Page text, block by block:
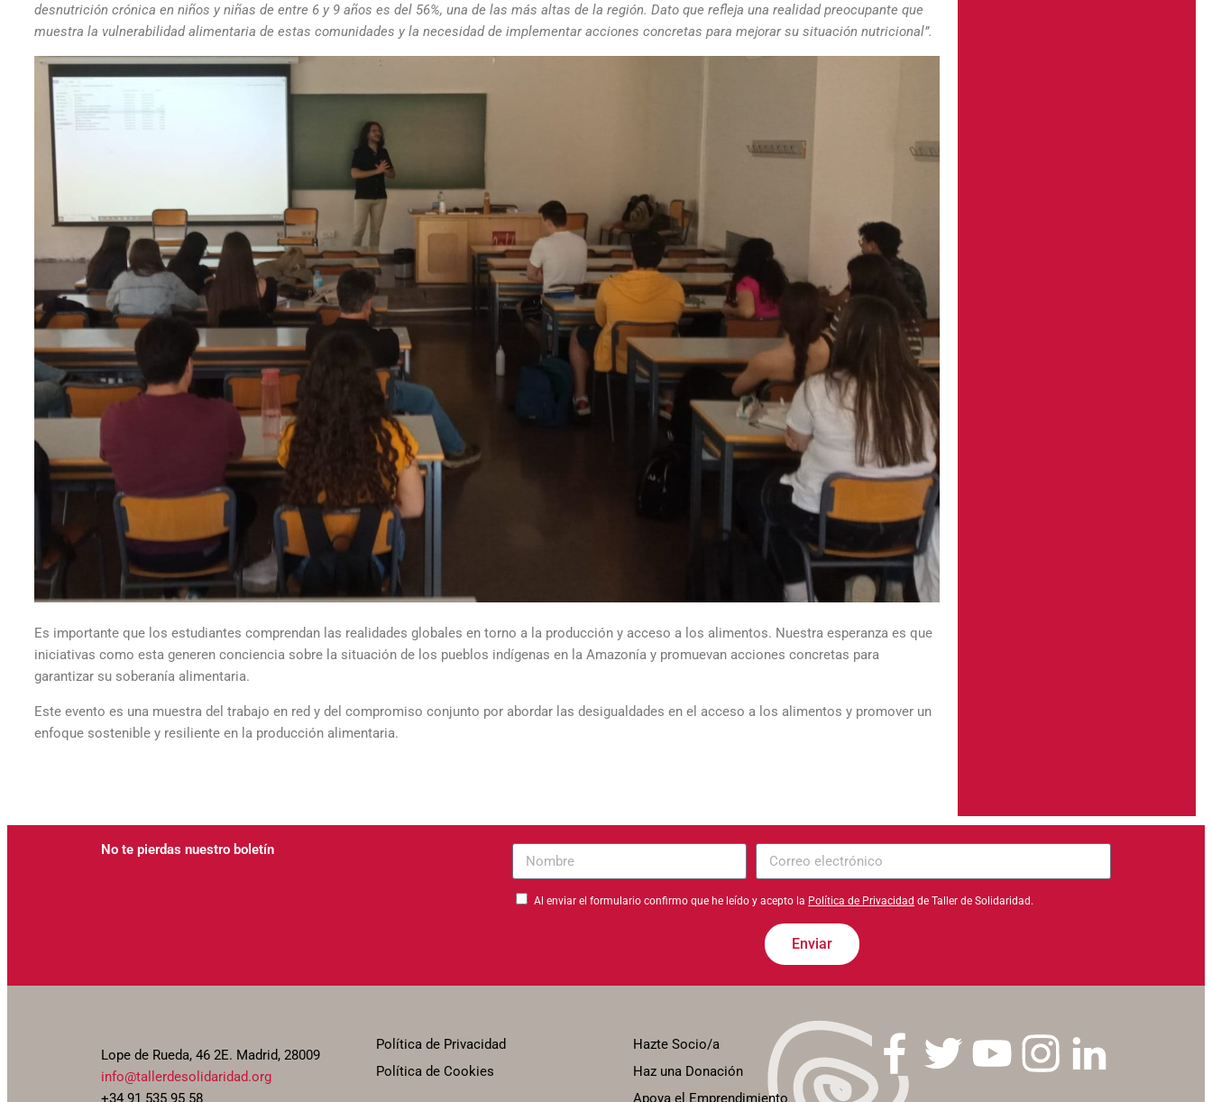
desnutrición crónica en niños y niñas de entre 6 y 9 años es del 56%, una de las más altas de la región. Dato que refleja una realidad preocupante que
muestra la vulnerabilidad alimentaria de estas comunidades y la necesidad de implementar acciones concretas para mejorar su situación nutricional”.
Es importante que los estudiantes comprendan las realidades globales en torno a la producción y acceso a los alimentos. Nuestra esperanza es que
iniciativas como esta generen conciencia sobre la situación de los pueblos indígenas en la Amazonía y promuevan acciones concretas para
garantizar su soberanía alimentaria.
Este evento es una muestra del trabajo en red y del compromiso conjunto por abordar las desigualdades en el acceso a los alimentos y promover un
enfoque sostenible y resiliente en la producción alimentaria.
No te pierdas nuestro boletín Nombre
Correo
electrónico
Al enviar el formulario confirmo que he leído y acepto la Política de Privacidad de Taller de Solidaridad.
Enviar
Lope de Rueda, 46 2E. Madrid, 28009
info@tallerdesolidaridad.org
+34 91 535 95 58
Política de Privacidad
Política de Cookies
Hazte Socio/a
Haz una Donación
Apoya el Emprendimiento